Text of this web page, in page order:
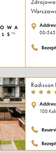
00-545
Radisson
100